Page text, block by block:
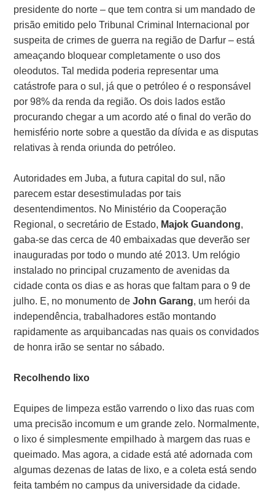
presidente do norte – que tem contra si um mandado de
prisão emitido pelo Tribunal Criminal Internacional por
suspeita de crimes de guerra na região de Darfur – está
ameaçando bloquear completamente o uso dos
oleodutos. Tal medida poderia representar uma
catástrofe para o sul, já que o petróleo é o responsável
por 98% da renda da região. Os dois lados estão
procurando chegar a um acordo até o final do verão do
hemisfério norte sobre a questão da dívida e as disputas
relativas à renda oriunda do petróleo.
Autoridades em Juba, a futura capital do sul, não
parecem estar desestimuladas por tais
desentendimentos. No Ministério da Cooperação
Regional, o secretário de Estado, Majok Guandong,
gaba-se das cerca de 40 embaixadas que deverão ser
inauguradas por todo o mundo até 2013. Um relógio
instalado no principal cruzamento de avenidas da
cidade conta os dias e as horas que faltam para o 9 de
julho. E, no monumento deJohn Garang, um herói da
independência, trabalhadores estão montando
rapidamente as arquibancadas nas quais os convidados
de honra irão se sentar no sábado.
Recolhendo lixo
Equipes de limpeza estão varrendo o lixo das ruas com
uma precisão incomum e um grande zelo. Normalmente,
o lixo é simplesmente empilhado à margem das ruas e
queimado. Mas agora, a cidade está até adornada com
algumas dezenas de latas de lixo, e a coleta está sendo
feita também no campus da universidade da cidade.